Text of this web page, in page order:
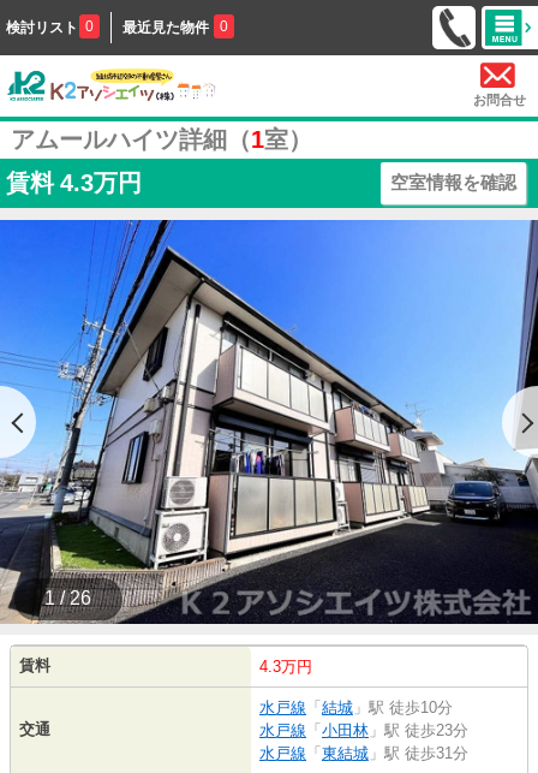
検討リスト 0 最近見た物件 0
お問合せ
アムールハイツ詳細（1室）
賃料 4.3万円 空室情報を確認
1 / 26
賃料 4.3万円
交通
水戸線 「 結城 」駅 徒歩10分
水戸線 「 小田林 」駅 徒歩23分
水戸線 「 東結城 」駅 徒歩31分